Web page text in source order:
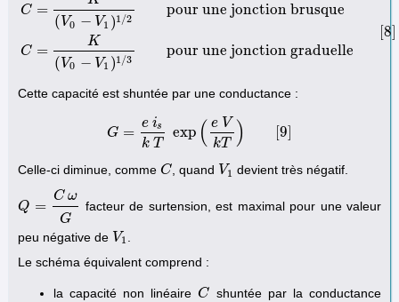
C =
( V0 − V1 )1 /2 pour une jonction brusque
C =
K
(V0 − V1 )1/3 pour une jonction graduelle
[8]
0 V 1/2pour une jonction brusque pour
Cette capacité est shuntée par une conductance :
G =
e is
k T
exp ( e V
kT ) [9
G=e is k T exp(e Vk T
Celle-ci diminue, comme C
C , quand V1
V1 devient très négatif.
Q =
C ω
G
Q= C ωG facteur de surtension, est maximal pour une valeur
peu négative de V1
V1
Le schéma équivalent comprend :
la capacité non linéaireC
C
shuntée par la conductance